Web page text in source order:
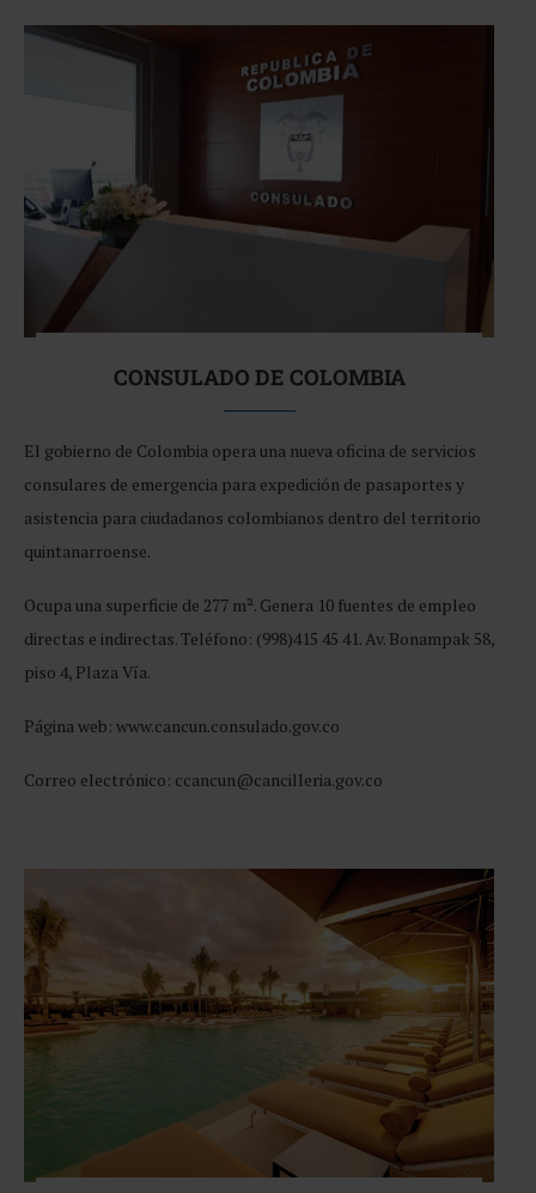
CONSULADO DE COLOMBIA
El gobierno de Colombia opera una nueva oficina de servicios
consulares de emergencia para expedición de pasaportes y
asistencia para ciudadanos colombianos dentro del territorio
quintanarroense.
Ocupa una superficie de 277 m². Genera 10 fuentes de empleo
directas e indirectas. Teléfono: (998)415 45 41. Av. Bonampak 58,
piso 4, Plaza Vía.
Página web: www.cancun.consulado.gov.co
Correo electrónico: ccancun@cancilleria.gov.co